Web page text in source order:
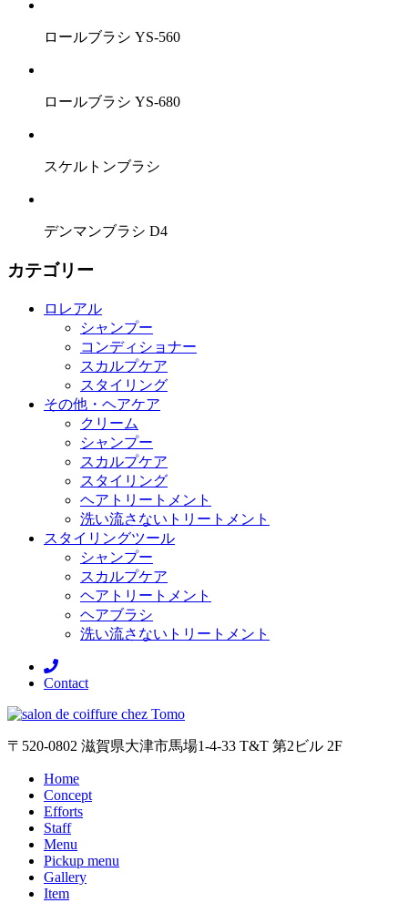
ロールブラシ YS-560
ロールブラシ YS-680
スケルトンブラシ
デンマンブラシ D4
カテゴリー
ロレアル
シャンプー
コンディショナー
スカルプケア
スタイリング
その他・ヘアケア
クリーム
シャンプー
スカルプケア
スタイリング
ヘアトリートメント
洗い流さないトリートメント
スタイリングツール
シャンプー
スカルプケア
ヘアトリートメント
ヘアブラシ
洗い流さないトリートメント
Contact
〒520-0802 滋賀県大津市馬場1-4-33 T&T 第2ビル 2F
Home
Concept
Efforts
Staff
Menu
Pickup menu
Gallery
Item